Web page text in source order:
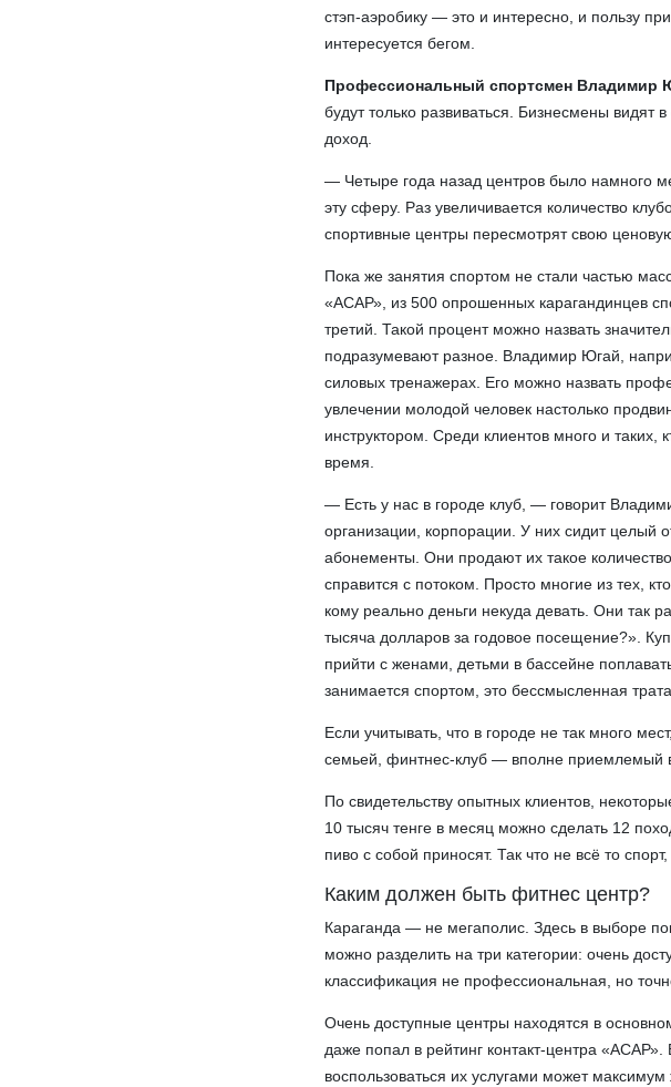
стэп-аэробику — это и интересно, и пользу
интересуется бегом.
Профессиональный спортсмен Владимир
будут только развиваться. Бизнесмены видят
доход.
— Четыре года назад центров было намного
эту сферу. Раз увеличивается количество
спортивные центры пересмотрят свою
Пока же занятия спортом не стали частью
«АСАР», из 500 опрошенных карагандинцев
третий. Такой процент можно назвать
подразумевают разное. Владимир Югай,
силовых тренажерах. Его можно назвать
увлечении молодой человек настолько
инструктором. Среди клиентов много и таких,
время.
— Есть у нас в городе клуб, — говорит
организации, корпорации. У них сидит целый
абонементы. Они продают их такое
справится с потоком. Просто многие из тех,
кому реально деньги некуда девать. Они так
тысяча долларов за годовое посещение?».
прийти с женами, детьми в бассейне
занимается спортом, это бессмысленная трата
Если учитывать, что в городе не так много
семьей, финтнес-клуб — вполне приемлемый
По свидетельству опытных клиентов,
10 тысяч тенге в месяц можно сделать 12
пиво с собой приносят. Так что не всё то
Каким должен быть фитнес центр?
Караганда — не мегаполис. Здесь в выборе
можно разделить на три категории: очень
классификация не профессиональная, но
Очень доступные центры находятся в
даже попал в рейтинг контакт-центра
воспользоваться их услугами может